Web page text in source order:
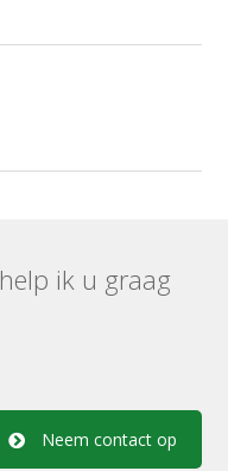
help ik u graag
Neem contact op